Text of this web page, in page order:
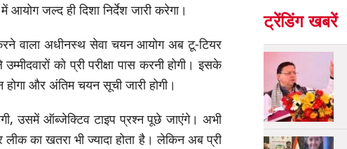
जल्द ही दिशा निर्देश जारी करेगा।
करने वाला अधीनस्थ सेवा चयन आयोग अब टू-टियर
को प्री परीक्षा पास करनी होगी। इसके
और अंतिम चयन सूची जारी होगी।
उसमें ऑब्जेक्टिव टाइप प्रश्न पूछे जाएंगे। अभी
का खतरा भी ज्यादा होता है। लेकिन अब प्री
ट्रेंडिंग खबरें